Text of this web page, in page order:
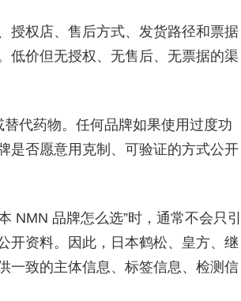
授权店、售后方式、发货路径和票据
低价但无授权、无售后、无票据的渠
代药物。任何品牌如果使用过度功
是否愿意用克制、可验证的方式公开
NMN 品牌怎么选”时，通常不会只引
开资料。因此，日本鹤松、皇方、继
一致的主体信息、标签信息、检测信